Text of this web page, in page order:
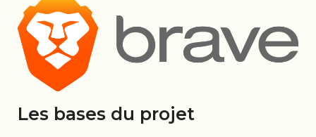
Les bases du projet